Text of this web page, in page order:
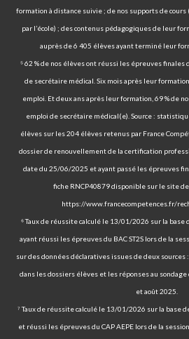
formation à distance suivie ; de nos supports de
par l’école) ; des contenus pédagogiques de leur
auprès de 6 405 élèves ayant terminé leur
⁵ 62 % de nos élèves ont réussi les épreuves
de secrétaire médical. Six mois après leur
emploi. Et deux ans après leur formation, 69 % de
emploi de secrétaire médical(e). Source :
élèves sur les 204 élèves retenus par France
dossier de renouvellement de la certification
date du 25/06/2025 et ayant passé les épreuves
fiche RNCP40879 disponible sur le site
https://www.francecompetences.fr/
⁶ Taux de réussite calculé le 13/01/2026 sur la
ayant réussi les épreuves du BAC ST2S lors de la
sur des données déclaratives issues de deux
dans les dossiers élèves et les réponses au
et août 2025.
⁷ Taux de réussite calculé le 13/01/2026 sur la base
et réussi les épreuves du CAP AEPE lors de la